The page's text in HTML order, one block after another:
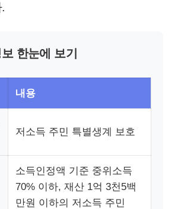
한눈에 보기
내용
저소득 주민 특별생계 보호
소득인정액 기준 중위소득
70% 이하, 재산 1억 3천5백
만원 이하의 저소득 주민